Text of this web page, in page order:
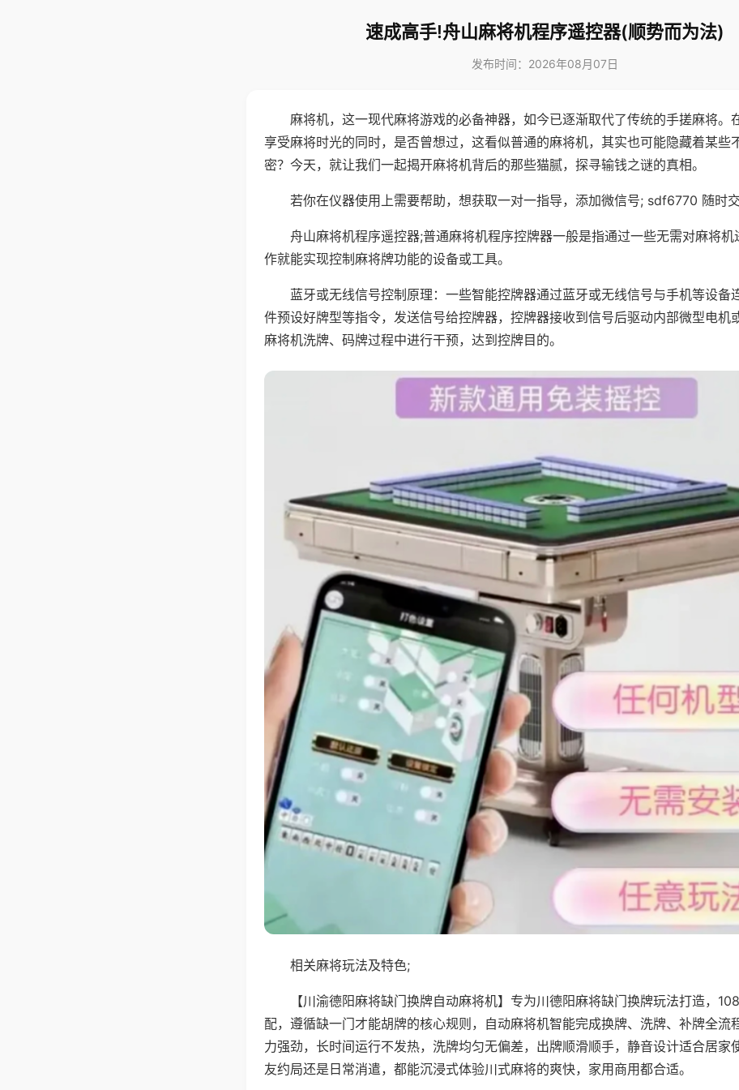
速成高手!舟山麻将机程序遥控器(顺势而为法)
发布时间：2026年08月07日
麻将机，这一现代麻将游戏的必备神器，如今已逐渐取代了传统的手搓麻将。
享受麻将时光的同时，是否曾想过，这看似普通的麻将机，其实也可能隐藏着某些
密？今天，就让我们一起揭开麻将机背后的那些猫腻，探寻输钱之谜的真相。
若你在仪器使用上需要帮助，想获取一对一指导，添加微信号; sdf6770 随时交
舟山麻将机程序遥控器;普通麻将机程序控牌器一般是指通过一些无需对麻将机
作就能实现控制麻将牌功能的设备或工具。
蓝牙或无线信号控制原理：一些智能控牌器通过蓝牙或无线信号与手机等设备
件预设好牌型等指令，发送信号给控牌器，控牌器接收到信号后驱动内部微型电机
麻将机洗牌、码牌过程中进行干预，达到控牌目的。
相关麻将玩法及特色;
【川渝德阳麻将缺门换牌自动麻将机】专为川德阳麻将缺门换牌玩法打造，
配，遵循缺一门才能胡牌的核心规则，自动麻将机智能完成换牌、洗牌、补牌全流
力强劲，长时间运行不发热，洗牌均匀无偏差，出牌顺滑顺手，静音设计适合居家
友约局还是日常消遣，都能沉浸式体验川式麻将的爽快，家用商用都合适。